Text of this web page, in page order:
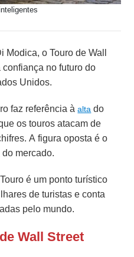
Modica, o Touro de Wall
no futuro do
Unidos.
faz referência àalta do
os touros atacam de
A figura oposta é o
mercado.
é um ponto turístico
de turistas e conta
pelo mundo.
Wall Street